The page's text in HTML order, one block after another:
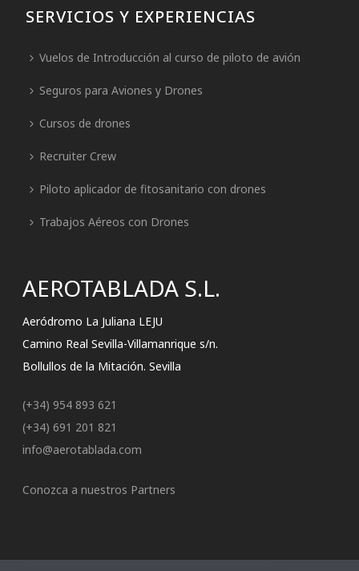
SERVICIOS Y EXPERIENCIAS
Vuelos de Introducción al curso de piloto de avión
Seguros para Aviones y Drones
Cursos de drones
Recruiter Crew
Piloto aplicador de fitosanitario con drones
Trabajos Aéreos con Drones
AEROTABLADA S.L.
Aeródromo La Juliana LEJU
Camino Real Sevilla-Villamanrique s/n.
Bollullos de la Mitación. Sevilla
(+34) 954 893 621
(+34) 691 201 821
info@aerotablada.com
Conozca a nuestros Partners